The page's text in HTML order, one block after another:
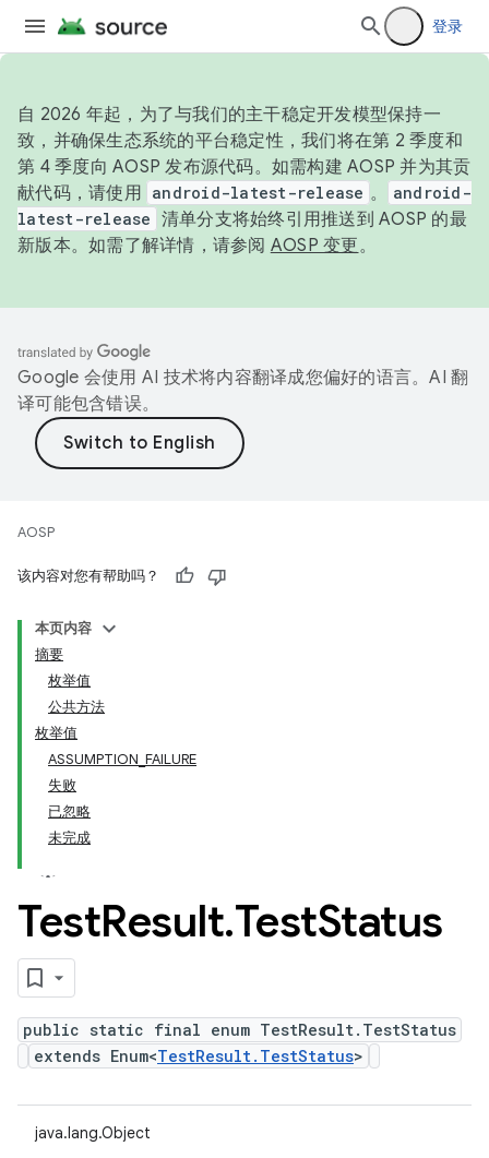
登录
自 2026 年起，为了与我们的主干稳定开发模型保持一
致，并确保生态系统的平台稳定性，我们将在第 2 季度和
第 4 季度向 AOSP 发布源代码。如需构建 AOSP 并为其贡
献代码，请使用 android-latest-release 。
android-
latest-release 清单分支将始终引用推送到 AOSP 的最
新版本。如需了解详情，请参阅 AOSP 变更。
Google 会使用 AI 技术将内容翻译成您偏好的语言。AI 翻
译可能包含错误。
AOSP
该内容对您有帮助吗？
本页内容
摘要
枚举值
公共方法
枚举值
ASSUMPTION_FAILURE
失败
已忽略
未完成
TestResult.TestStatus
public static final enum TestResult.TestStatus
extends Enum<TestResult.TestStatus>
java.lang.Object